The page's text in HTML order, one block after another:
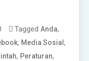
TaggedAnda,
, Media Sosial,
, Peraturan,